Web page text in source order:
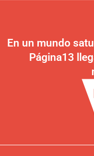
En un mundo
Página13